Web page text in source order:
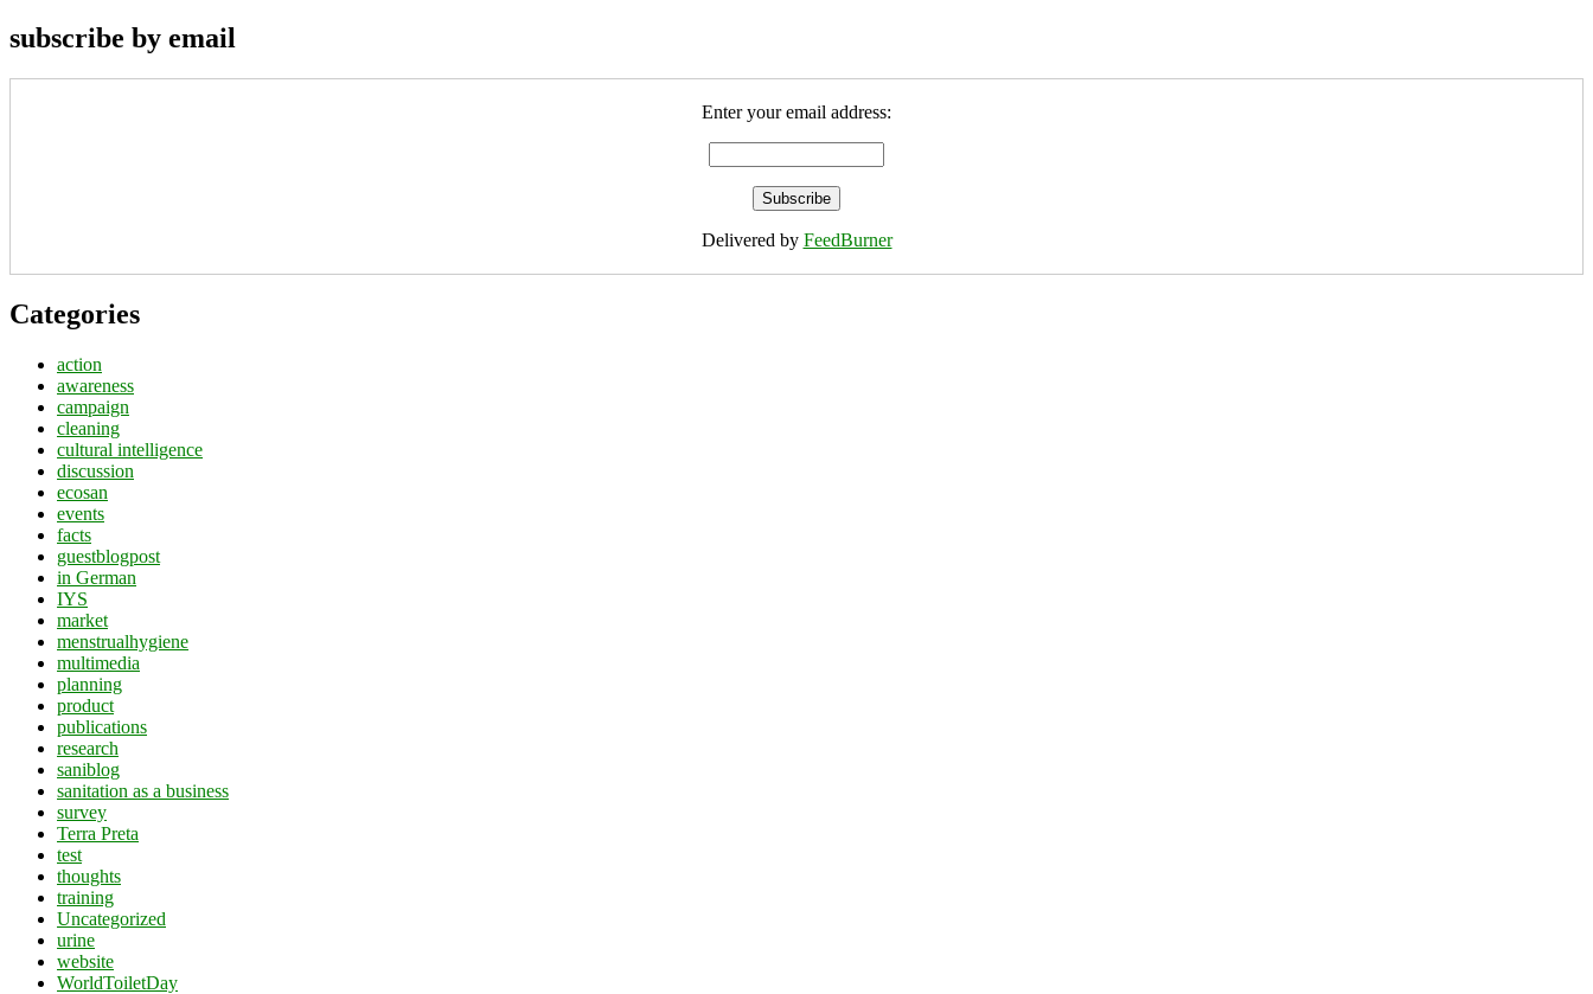
subscribe by email
Enter your email address:
Delivered by FeedBurner
Categories
action
awareness
campaign
cleaning
cultural intelligence
discussion
ecosan
events
facts
guestblogpost
in German
IYS
market
menstrualhygiene
multimedia
planning
product
publications
research
saniblog
sanitation as a business
survey
Terra Preta
test
thoughts
training
Uncategorized
urine
website
WorldToiletDay